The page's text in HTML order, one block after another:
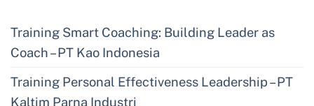
Training Smart Coaching: Building Leader as
Coach – PT Kao Indonesia
Training Personal Effectiveness Leadership – PT
Kaltim Parna Industri